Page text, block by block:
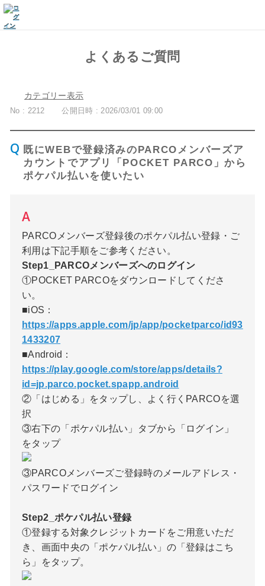
よくあるご質問
カテゴリー表示
No : 2212 公開日時 : 2026/03/01 09:00
既にWEBで登録済みのPARCOメンバーズア
カウントでアプリ「POCKET PARCO」から
ポケパル払いを使いたい
PARCOメンバーズ登録後のポケパル払い登録・ご
利用は下記手順をご参考ください。
Step1_PARCOメンバーズへのログイン
①POCKET PARCOをダウンロードしてくださ
い。
■iOS：
https://apps.apple.com/jp/app/pocketparco/id93
1433207
■Android：
https://play.google.com/store/apps/details?
id=jp.parco.pocket.spapp.android
②「はじめる」をタップし、よく行くPARCOを選
択
③右下の「ポケパル払い」タブから「ログイン」
をタップ
③PARCOメンバーズご登録時のメールアドレス・
パスワードでログイン
Step2_ポケパル払い登録
①登録する対象クレジットカードをご用意いただ
き、画面中央の「ポケパル払い」の「登録はこち
ら」をタップ。